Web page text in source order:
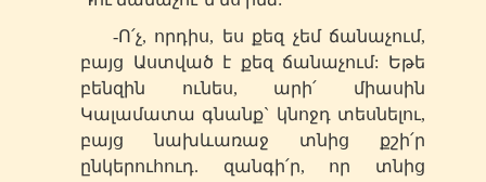
-Ո՛չ, որդիս, ես քեզ չեմ ճանաչում,
բայց Աստված է քեզ ճանաչում: Եթե
բենզին ունես, արի՛ միասին
Կալամատա գնանք` կնոջդ տեսնելու,
բայց նախևառաջ տնից քշի՛ր
ընկերուհուդ. զանգի՛ր, որ տնից